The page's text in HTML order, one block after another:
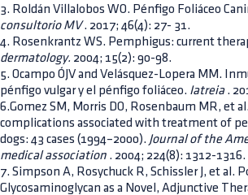
3. Roldán Villalobos WO. Pénfigo Foliáceo
consultorio MV. 2017; 46(4): 27- 31.
4. Rosenkrantz WS. Pemphigus: current
dermatology. 2004; 15(2): 90-98.
5. Ocampo ÓJV and Velásquez-Lopera MM.
pénfigo vulgar y el pénfigo foliáceo. Iatreia.
6.Gomez SM, Morris DO, Rosenbaum MR, et
complications associated with treatment of
dogs: 43 cases (1994–2000). Journal of the
medical association . 2004; 224(8): 1312-1316.
7. Simpson A, Rosychuck R, Schissler J, et al.
Glycosaminoglycan as a Novel, Adjunctive